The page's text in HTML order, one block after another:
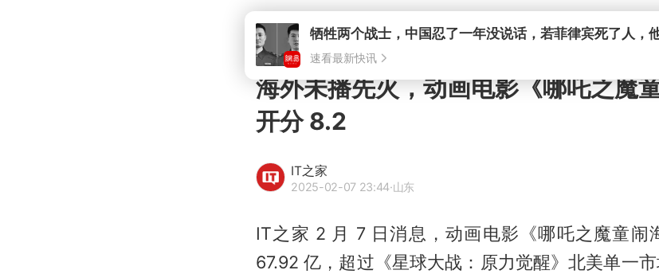
牺牲两个战士，中国忍了一年没说话，若菲律宾死了人，
速看最新快讯
海外未播先火，动画电影《哪吒之魔
开分 8.2
IT之家
2025-02-07 23:44·山东
IT之家 2 月 7 日消息，动画电影《哪吒之魔童闹
67.92 亿，超过《星球大战：原力觉醒》北美单一